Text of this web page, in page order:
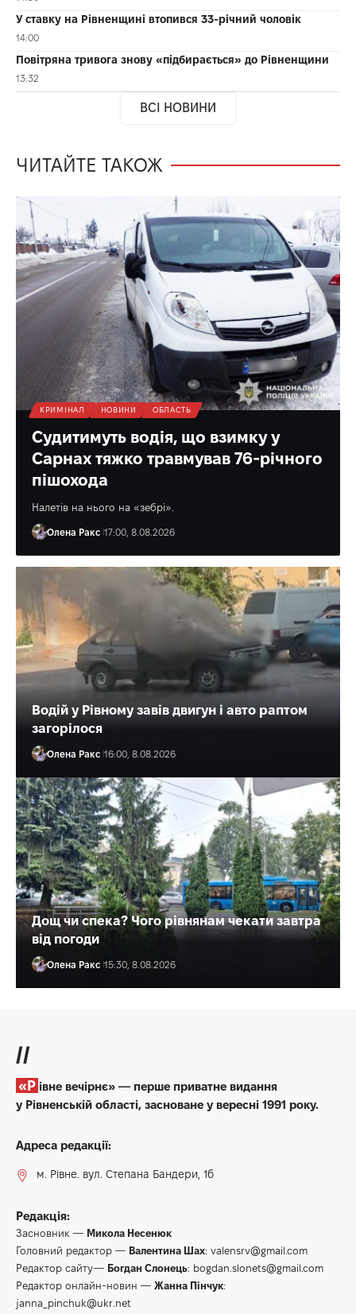
У ставку на Рівненщині втопився 33-річний чоловік
14:00
Повітряна тривога знову «підбирається» до Рівненщини
13:32
ВСІ НОВИНИ
ЧИТАЙТЕ ТАКОЖ
Олена Ракс 16:30, 8.08.2026
Водій у Рівному завів двигун і авто раптом
загорілося
Олена Ракс 16:00, 8.08.2026
Дощ чи спека? Чого рівнянам чекати завтра
від погоди
Олена Ракс 15:30, 8.08.2026
//
«Рівне вечірнє» — перше приватне видання
у Рівненській області, засноване у вересні 1991 року.
Адреса редакції:
м. Рівне. вул. Степана Бандери, 1б
Редакція:
Засновник — Микола Несенюк
Головний редактор — Валентина Шах: valensrv@gmail.com
Редактор сайту— Богдан Слонець: bogdan.slonets@gmail.com
Редактор онлайн-новин — Жанна Пінчук:
janna_pinchuk@ukr.net